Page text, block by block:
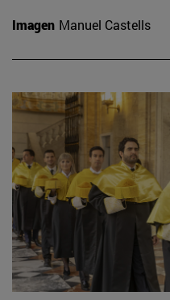
Imagen Manuel Castells